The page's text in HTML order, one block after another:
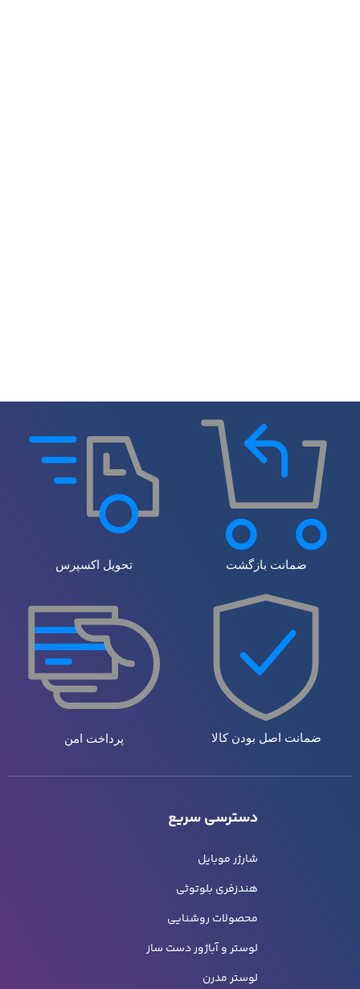
ضمانت بازگشت تحویل اکسپرس
ضمانت اصل بودن کالا پرداخت امن
دسترسی سریع
شارژر موبایل
هندزفری بلوتوثی
محصولات روشنایی
لوستر و آباژور دست ساز
لوستر مدرن